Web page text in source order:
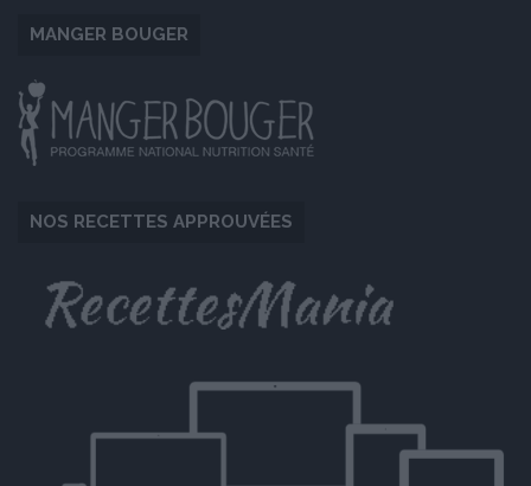
MANGER BOUGER
NOS RECETTES APPROUVÉES